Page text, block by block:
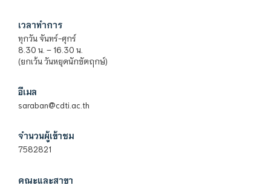
เวลาทำการ
ทุกวัน จันทร์-ศุกร์
8.30 น. – 16.30 น.
(ยกเว้น วันหยุดนักขัตฤกษ์)
อีเมล
saraban@cdti.ac.th
จำนวนผู้เข้าชม
7582821
คณะและสาขา